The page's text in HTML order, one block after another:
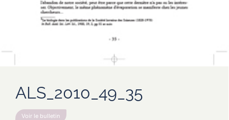
ALS_2010_49_35
Voir le bulletin